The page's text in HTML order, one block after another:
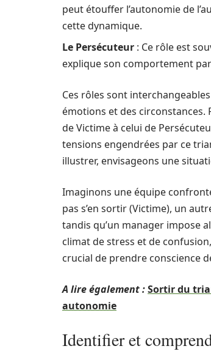
peut étouffer l’autonomie de
cette dynamique.
Le Persécuteur : Ce rôle est
explique son comportement
Ces rôles sont
émotions et des circonstances.
de Victime à celui de
tensions engendrées par ce
illustrer, envisageons une
Imaginons une équipe
pas s’en sortir (Victime), un
tandis qu’un manager impose
climat de stress et de
crucial de prendre conscience
A lire également :Sortir du
autonomie
Identifier et